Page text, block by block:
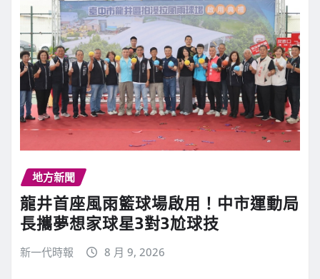
地方新聞
龍井首座風雨籃球場啟用！中市運動局
長攜夢想家球星3對3尬球技
新一代時報 8 月 9, 2026